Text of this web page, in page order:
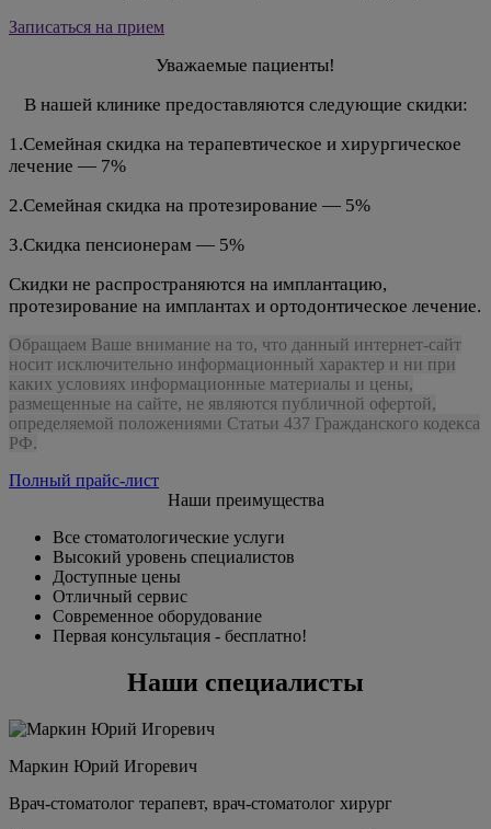
Записаться на прием
Уважаемые пациенты!
В нашей клинике предоставляются следующие скидки:
1.Семейная скидка на терапевтическое и хирургическое
лечение — 7%
2.Семейная скидка на протезирование — 5%
3.Скидка пенсионерам — 5%
Скидки не распространяются на имплантацию,
протезирование на имплантах и ортодонтическое лечение.
Обращаем Ваше внимание на то, что данный интернет-сайт
носит исключительно информационный характер и ни при
каких условиях информационные материалы и цены,
размещенные на сайте, не являются публичной офертой,
определяемой положениями Статьи 437 Гражданского кодекса
РФ.
Полный прайс-лист
Наши преимущества
Все стоматологические услуги
Высокий уровень специалистов
Доступные цены
Отличный сервис
Современное оборудование
Первая консультация - бесплатно!
Наши специалисты
Маркин Юрий Игоревич
Врач-стоматолог терапевт, врач-стоматолог хирург